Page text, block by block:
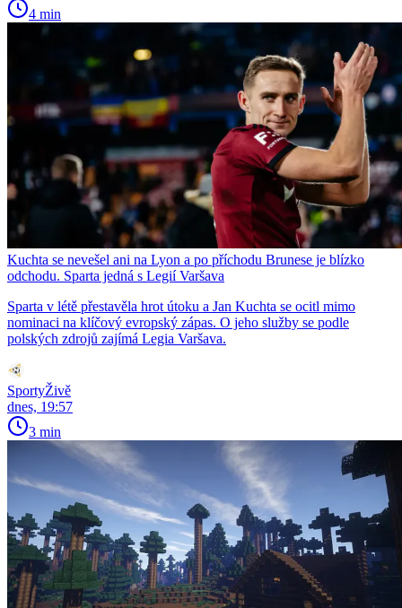
4 min
Kuchta se nevešel ani na Lyon a po příchodu Brunese je blízko
odchodu. Sparta jedná s Legií Varšava
Sparta v létě přestavěla hrot útoku a Jan Kuchta se ocitl mimo
nominaci na klíčový evropský zápas. O jeho služby se podle
polských zdrojů zajímá Legia Varšava.
SportyŽivě
dnes, 19:57
3 min